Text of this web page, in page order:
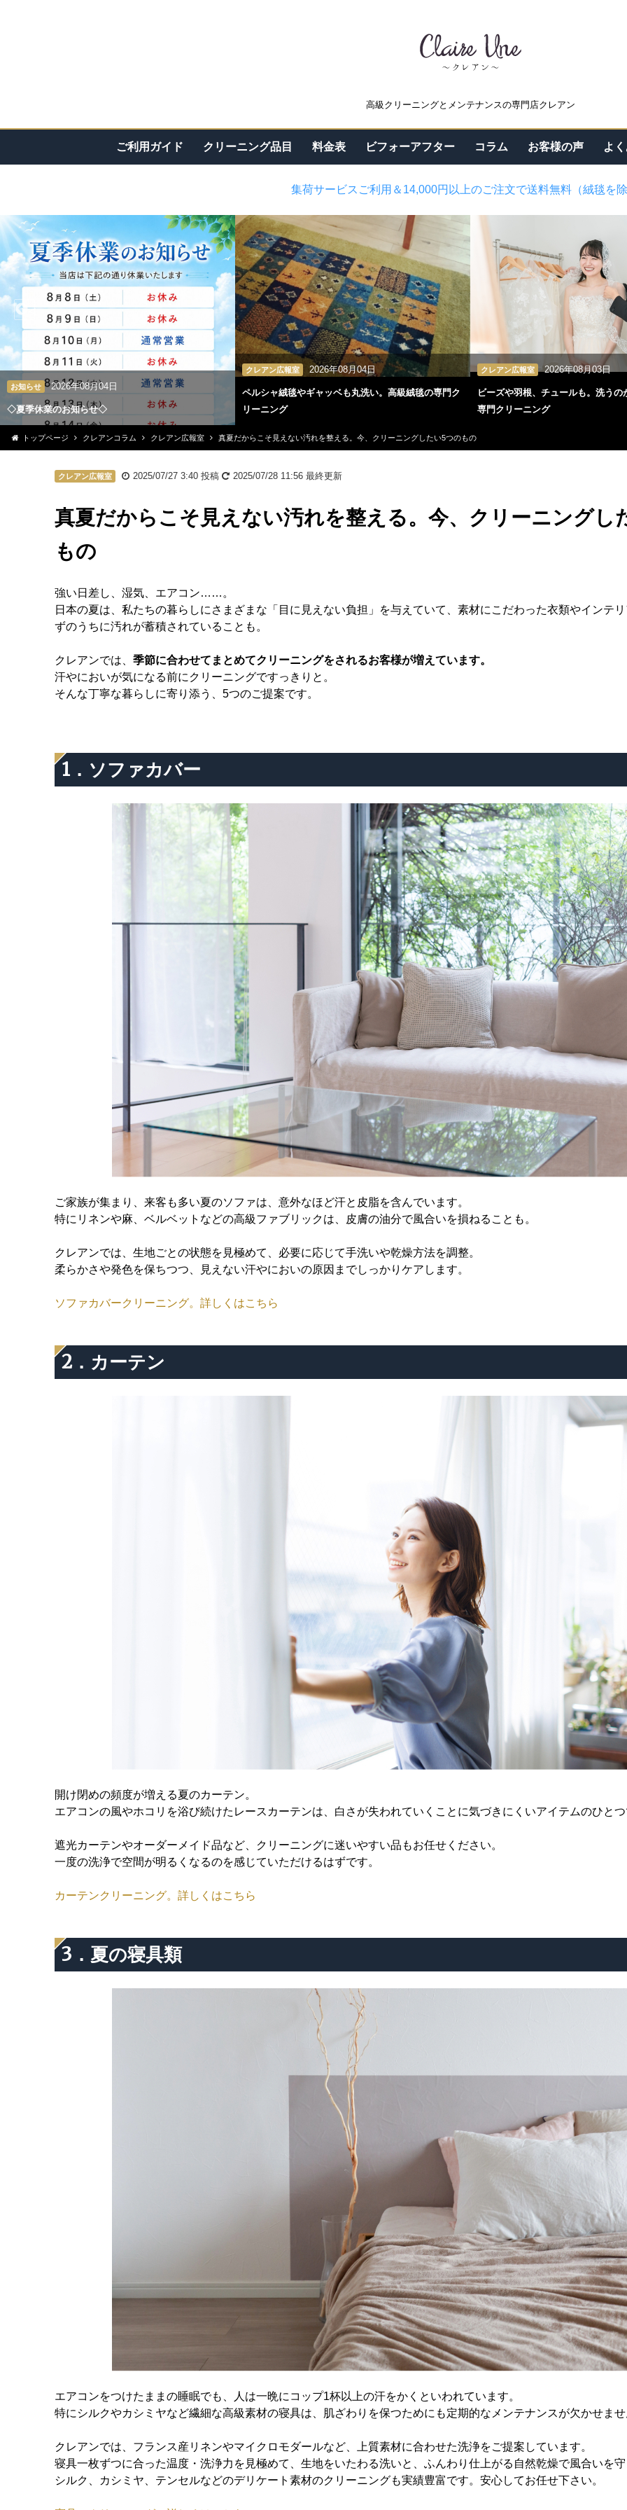
高級クリーニングとメンテナンスの専門店クレアン
ご利用ガイド クリーニング品目 料金表 ビフォーアフター コラム お客様の声 よ
集荷サービスご利用＆14,000円以上のご注文で送料無料（絨毯を
お知らせ 2026年08月04日
◇夏季休業のお知らせ◇
クレアン広報室 2026年08月04日
ペルシャ絨毯やギャッベも丸洗い。高級絨毯の専門ク
リーニング
クレアン広報室 2026年08月03日
ビーズや羽根、チュールも。洗うの
専門クリーニング
<
トップページ クレアンコラム クレアン広報室 真夏だからこそ見えない汚れを整える。今、クリーニングしたい5つのもの
クレアン広報室 2025/07/27 3:40投稿 2025/07/28 11:56最終更新
真夏だからこそ見えない汚れを整える。今、クリーニングし
もの
強い日差し、湿気、エアコン……。
日本の夏は、私たちの暮らしにさまざまな「目に見えない負担」を与えていて、素材にこだわった衣類やインテ
ずのうちに汚れが蓄積されていることも。
クレアンでは、 季節に合わせてまとめてクリーニングをされるお客様が増えています。
汗やにおいが気になる前にクリーニングですっきりと。
そんな丁寧な暮らしに寄り添う、5つのご提案です。
1．ソファカバー
ご家族が集まり、来客も多い夏のソファは、意外なほど汗と皮脂を含んでいます。
特にリネンや麻、ベルベットなどの高級ファブリックは、皮膚の油分で風合いを損ねることも。
クレアンでは、生地ごとの状態を見極めて、必要に応じて手洗いや乾燥方法を調整。
柔らかさや発色を保ちつつ、見えない汗やにおいの原因までしっかりケアします。
ソファカバークリーニング。詳しくはこちら
2．カーテン
開け閉めの頻度が増える夏のカーテン。
エアコンの風やホコリを浴び続けたレースカーテンは、白さが失われていくことに気づきにくいアイテムのひと
遮光カーテンやオーダーメイド品など、クリーニングに迷いやすい品もお任せください。
一度の洗浄で空間が明るくなるのを感じていただけるはずです。
カーテンクリーニング。詳しくはこちら
3．夏の寝具類
エアコンをつけたままの睡眠でも、人は一晩にコップ1杯以上の汗をかくといわれています。
特にシルクやカシミヤなど繊細な高級素材の寝具は、肌ざわりを保つためにも定期的なメンテナンスが欠かせま
クレアンでは、フランス産リネンやマイクロモダールなど、上質素材に合わせた洗浄をご提案しています。
寝具一枚ずつに合った温度・洗浄力を見極めて、生地をいたわる洗いと、ふんわり仕上がる自然乾燥で風合いを
シルク、カシミヤ、テンセルなどのデリケート素材のクリーニングも実績豊富です。安心してお任せ下さい。